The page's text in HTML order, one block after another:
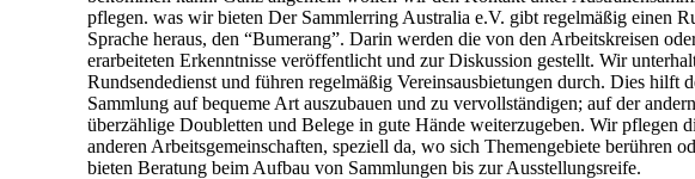
pflegen. was wir bieten Der Sammlerring Australia e.V. gibt regelmäßig einen
Sprache heraus, den “Bumerang”. Darin werden die von den Arbeitskreisen
erarbeiteten Erkenntnisse veröffentlicht und zur Diskussion gestellt. Wir
Rundsendedienst und führen regelmäßig Vereinsausbietungen durch. Dies hilft
Sammlung auf bequeme Art auszubauen und zu vervollständigen; auf der
überzählige Doubletten und Belege in gute Hände weiterzugeben. Wir pflegen
anderen Arbeitsgemeinschaften, speziell da, wo sich Themengebiete berühren
bieten Beratung beim Aufbau von Sammlungen bis zur Ausstellungsreife.